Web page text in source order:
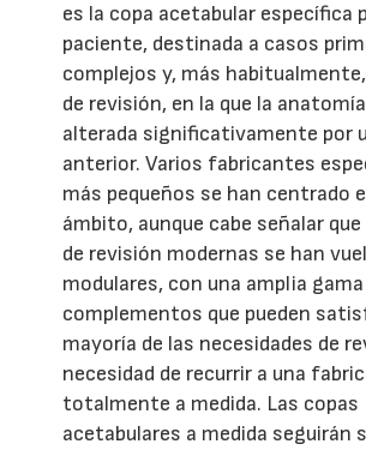
es la copa acetabular específica
paciente, destinada a casos
complejos y, más
de revisión, en la que la
alterada significativamente por
anterior. Varios fabricantes
más pequeños se han centrado
ámbito, aunque cabe señalar
de revisión modernas se han
modulares, con una amplia gama
complementos que pueden
mayoría de las necesidades de
necesidad de recurrir a una
totalmente a medida. Las copas
acetabulares a medida seguirán